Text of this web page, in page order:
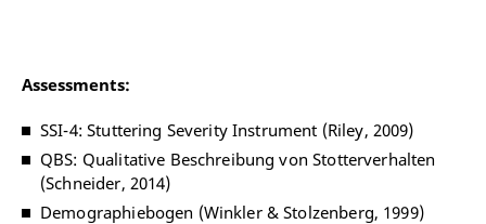
Assessments:
SSI-4: Stuttering Severity Instrument (Riley, 2009)
QBS: Qualitative Beschreibung von Stotterverhalten
(Schneider, 2014)
Demographiebogen (Winkler & Stolzenberg, 1999)